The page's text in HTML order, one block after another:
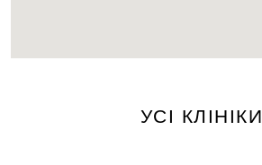
УСІ КЛІНІКИ